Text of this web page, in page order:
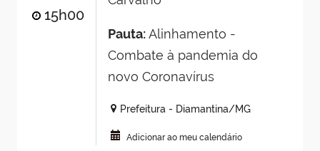
15h00
Pauta:Alinhamento -
Combate à pandemia do
novo Coronavírus
Prefeitura - Diamantina/MG
Adicionar ao meu calendário